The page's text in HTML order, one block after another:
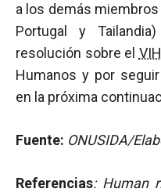
a los demás
Portugal y
resolución sobre el VIH
Humanos y por
en la próxima
Fuente: ONUSIDA/
Referencias: Human